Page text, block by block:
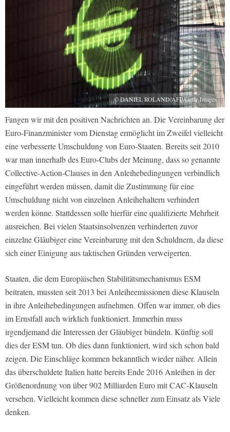
© DANIEL ROLAND/AFP/Getty Images
Fangen wir mit den positiven Nachrichten an. Die Vereinbarung der
Euro-Finanzminister vom Dienstag ermöglicht im Zweifel vielleicht
eine verbesserte Umschuldung von Euro-Staaten. Bereits seit 2010
war man innerhalb des Euro-Clubs der Meinung, dass so genannte
Collective-Action-Clauses in den Anleihebedingungen verbindlich
eingeführt werden müssen, damit die Zustimmung für eine
Umschuldung nicht von einzelnen Anleihehaltern verhindert
werden könne. Stattdessen solle hierfür eine qualifizierte Mehrheit
ausreichen. Bei vielen Staatsinsolvenzen verhinderten zuvor
einzelne Gläubiger eine Vereinbarung mit den Schuldnern, da diese
sich einer Einigung aus taktischen Gründen verweigerten.
Staaten, die dem Europäischen Stabilitätsmechanismus ESM
beitraten, mussten seit 2013 bei Anleiheemissionen diese Klauseln
in ihre Anleihebedingungen aufnehmen. Offen war immer, ob dies
im Ernstfall auch wirklich funktioniert. Immerhin muss
irgendjemand die Interessen der Gläubiger bündeln. Künftig soll
dies der ESM tun. Ob dies dann funktioniert, wird sich schon bald
zeigen. Die Einschläge kommen bekanntlich wieder näher. Allein
das überschuldete Italien hatte bereits Ende 2016 Anleihen in der
Größenordnung von über 902 Milliarden Euro mit CAC-Klauseln
versehen. Vielleicht kommen diese schneller zum Einsatz als Viele
denken.